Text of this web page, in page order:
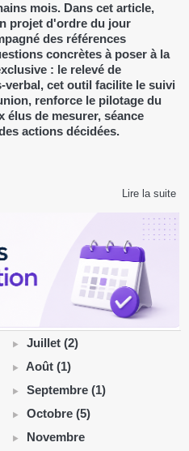
mois. Dans cet article,
projet d'ordre du jour
des références
concrètes à poser à la
: le relevé de
verbal, cet outil facilite le suivi
renforce le pilotage du
élus de mesurer, séance
actions décidées.
Lire la suite
Juillet (2)
Août (1)
Septembre (1)
Octobre (5)
Novembre